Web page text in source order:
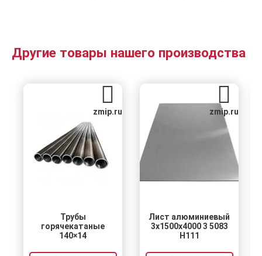
Другие товары нашего производства
zmip.ru
Трубы
горячекатаные
140×14
zmip.ru
Лист алюминиевый
3х1500х4000 3 5083
H111